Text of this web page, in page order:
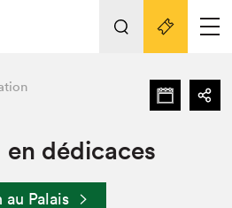
au Salon
Nos activités
dédicaces
Palais